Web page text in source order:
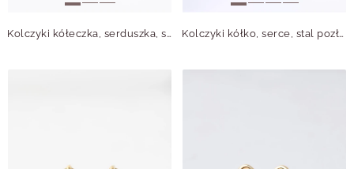
Kolczyki kółeczka, serduszka, stal pozłacana S212249Z00 Kolczyki kółko, serce, stal pozłacana S212667Z00